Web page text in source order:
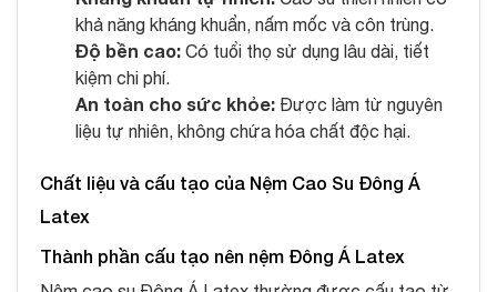
khả năng kháng khuẩn, nấm mốc và côn trùng.
Độ bền cao: Có tuổi thọ sử dụng lâu dài, tiết
kiệm chi phí.
An toàn cho sức khỏe: Được làm từ nguyên
liệu tự nhiên, không chứa hóa chất độc hại.
Chất liệu và cấu tạo của Nệm Cao Su Đông Á
Latex
Thành phần cấu tạo nên nệm Đông Á Latex